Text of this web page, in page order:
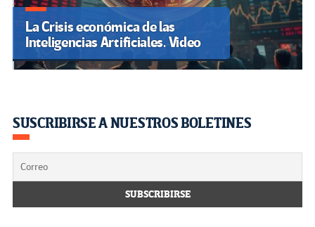
La Crisis económica de las
Inteligencias Artificiales. Video
SUSCRIBIRSE A NUESTROS BOLETINES